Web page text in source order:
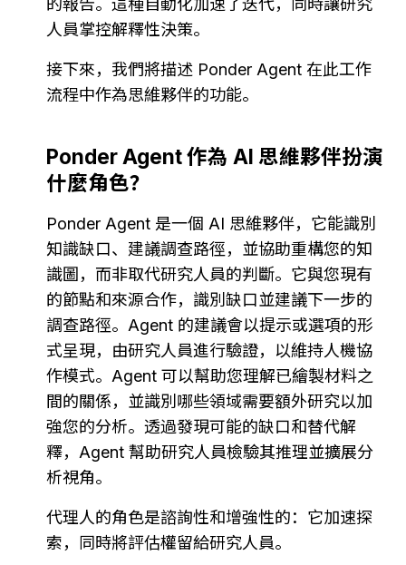
的報告。這種自動化加速了迭代，同時讓研究
人員掌控解釋性決策。
接下來，我們將描述 Ponder Agent 在此工作
流程中作為思維夥伴的功能。
Ponder Agent 作為 AI 思維夥伴扮演
什麼角色？
Ponder Agent 是一個 AI 思維夥伴，它能識別
知識缺口、建議調查路徑，並協助重構您的知
識圖，而非取代研究人員的判斷。它與您現有
的節點和來源合作，識別缺口並建議下一步的
調查路徑。Agent 的建議會以提示或選項的形
式呈現，由研究人員進行驗證，以維持人機協
作模式。Agent 可以幫助您理解已繪製材料之
間的關係，並識別哪些領域需要額外研究以加
強您的分析。透過發現可能的缺口和替代解
釋，Agent 幫助研究人員檢驗其推理並擴展分
析視角。
代理人的角色是諮詢性和增強性的：它加速探
索，同時將評估權留給研究人員。